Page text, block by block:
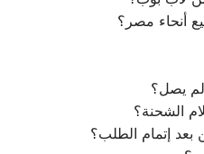
أنحاء مصر؟
لم يصل؟
الشحنة؟
بعد إتمام الطلب؟